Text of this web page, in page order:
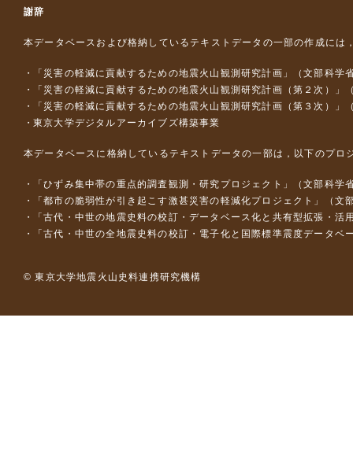
謝辞
本データベースおよび格納しているテキストデータの一部の作成には
「災害の軽減に貢献するための地震火山観測研究計画」（文部科学
「災害の軽減に貢献するための地震火山観測研究計画（第２次）」
「災害の軽減に貢献するための地震火山観測研究計画（第３次）」
東京大学デジタルアーカイブズ構築事業
本データベースに格納しているテキストデータの一部は，以下のプロ
「ひずみ集中帯の重点的調査観測・研究プロジェクト」（文部科
「都市の脆弱性が引き起こす激甚災害の軽減化プロジェクト」（
「古代・中世の地震史料の校訂・データベース化と共有型拡張・
「古代・中世の全地震史料の校訂・電子化と国際標準震度データ
© 東京大学地震火山史料連携研究機構